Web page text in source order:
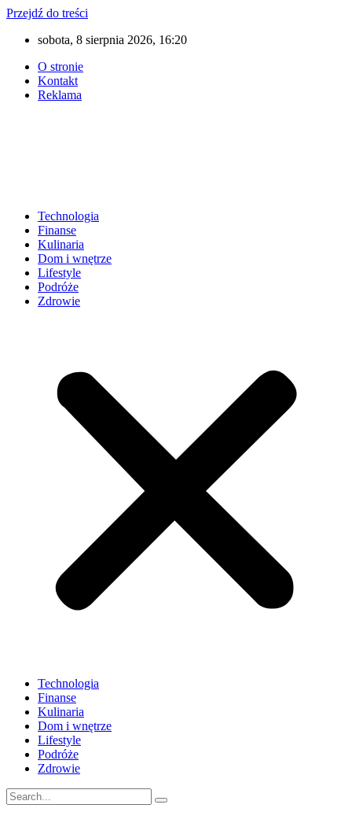
Przejdź do treści
sobota, 8 sierpnia 2026, 16:20
O stronie
Kontakt
Reklama
Technologia
Finanse
Kulinaria
Dom i wnętrze
Lifestyle
Podróże
Zdrowie
Technologia
Finanse
Kulinaria
Dom i wnętrze
Lifestyle
Podróże
Zdrowie